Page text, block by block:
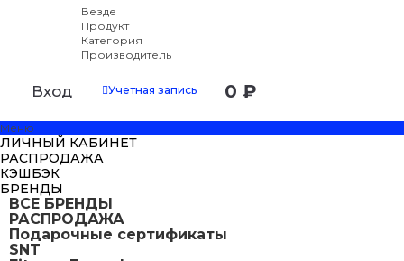
Везде
Продукт
Категория
Производитель
Вход Учетная запись 0 ₽
Меню
ЛИЧНЫЙ КАБИНЕТ
РАСПРОДАЖА
КЭШБЭК
БРЕНДЫ
ВСЕ БРЕНДЫ
РАСПРОДАЖА
Подарочные сертификаты
SNT